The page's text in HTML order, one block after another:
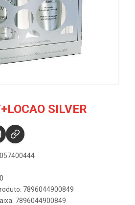
SILVER
7896044900849
7896044900849